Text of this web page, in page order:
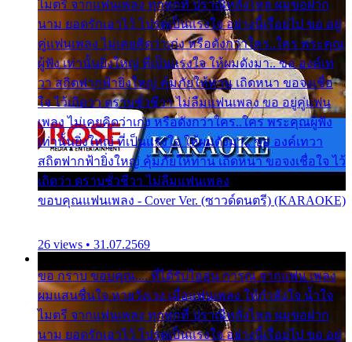
ไมตรี จากแฟนเพลง ทุกทุกที่ ปราณีหลั่งไหล ผมขอฝาก
นาม ยอดรักเอาไว้ โปรดเป็นแรงใจ อย่างนี้เรื่อยไป ขอ อยู่
คู่แฟนเพลง ไม่เคยคิดว่าเก่ง หรือดังกว่าใคร..ใคร พระคุณ
ผู้ฟัง เท่านั้นยิ่งใหญ่ ที่เป็นแรงใจ ให้ผมดังมา.. ขอ องค์เท
วา สถิตฟากฟ้ายิ่งใหญ่ คุ้มภัยให้ท่าน เถิดหนา ขอจงเชื่อ
ใจ ไว้เถิดว่า ตราบชั่วชีวา ไม่ลืมแฟนเพลง ขอ อยู่คู่แฟน
เพลง ไม่เคยคิดว่าเก่ง หรือดังกว่าใคร..ใคร พระคุณผู้ฟัง
เท่านั้นยิ่งใหญ่ ที่เป็นแรงใจ ให้ผมดังมา.. ขอ องค์เทวา
สถิตฟากฟ้ายิ่งใหญ่ คุ้มภัยให้ท่าน เถิดหนา ขอจงเชื่อใจ ไว้
เถิดว่า ตราบชั่วชีวา ไม่ลืมแฟนเพลง
ขอบคุณแฟนเพลง - Cover Ver. (ซาวด์ดนตรี) (KARAOKE)
26 views • 31.07.2569
ขอ กราบ ขอบคุณ.... ที่ได้รับไออุ่น การุณ จากแฟน เพลง
ผมแสนชื่นใจ หายวังเวง เมื่อแฟนเพลง ให้กำลังใจ น้ำใจ
ไมตรี จากแฟนเพลง ทุกทุกที่ ปราณีหลั่งไหล ผมขอฝาก
นาม ยอดรักเอาไว้ โปรดเป็นแรงใจ อย่างนี้เรื่อยไป ขอ อยู่